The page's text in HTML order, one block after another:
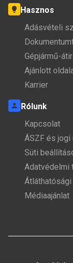
Hasznos
Adásvételi
Gépjármű-
Ajánlott
Karrier
Rólunk
Kapcsolat
ÁSZF és
Süti
Adatvédelmi
Médiaajánlat